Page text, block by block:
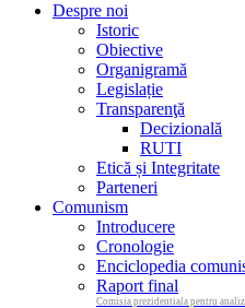
Despre noi
Istoric
Obiective
Organigramă
Legislație
Transparenţă
Decizională
RUTI
Etică și Integritate
Parteneri
Comunism
Introducere
Cronologie
Enciclopedia
Raport final
Comisia prezidentiala pentru